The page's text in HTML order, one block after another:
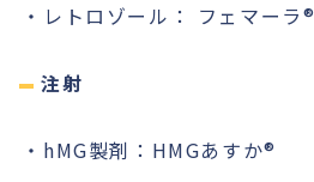
レトロゾール： フェマーラ®︎
注射
hMG製剤：HMGあすか®︎